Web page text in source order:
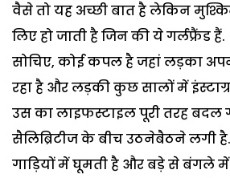
वैसे तो यह अच्छी बात है लेकिन
लिए हो जाती है जिन की ये गर्लफ्रैंड हैं.
सोचिए, कोई कपल है जहां लड़का
रहा है और लड़की कुछ सालों में
उस का लाइफस्टाइल पूरी तरह बदल
सैलिब्रिटीज के बीच उठनेबैठने लगी
गाड़ियों में घूमती है और बड़े से बंगले